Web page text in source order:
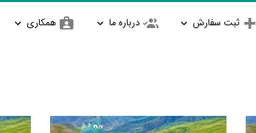
ثبت سفارش درباره ما همکاری